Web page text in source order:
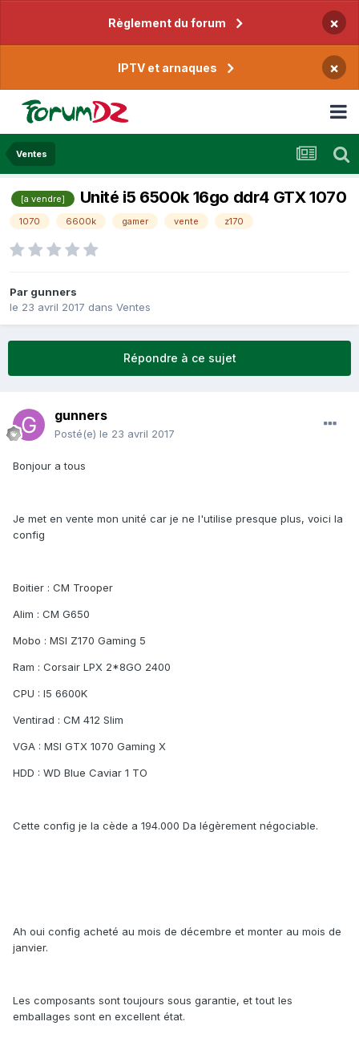
Règlement du forum ×
IPTV et arnaques ×
Ventes
[a vendre] Unité i5 6500k 16go ddr4 GTX 1070
1070 6600k gamer vente z170
Par gunners
le 23 avril 2017 dans Ventes
Répondre à ce sujet
gunners
Posté(e) le 23 avril 2017
Bonjour a tous
Je met en vente mon unité car je ne l'utilise presque plus, voici la
config
Boitier : CM Trooper
Alim : CM G650
Mobo : MSI Z170 Gaming 5
Ram : Corsair LPX 2*8GO 2400
CPU : I5 6600K
Ventirad : CM 412 Slim
VGA : MSI GTX 1070 Gaming X
HDD : WD Blue Caviar 1 TO
Cette config je la cède a 194.000 Da légèrement négociable.
Ah oui config acheté au mois de décembre et monter au mois de
janvier.
Les composants sont toujours sous garantie, et tout les
emballages sont en excellent état.